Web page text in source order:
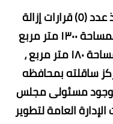
في محافظة سوهاج .. تم تنفيذ عدد (٥) قرارات إزالة
منهم عدد (٣) قرارات إزالة ردم بمساحة ١٣٠٠ متر مربع
وعدد (٢) قرار مبانى مخالفة بمساحة ١٨٠ متر مربع ،
ساقلته بمحافظه
مسئولى مجلس
العامة لتطوير